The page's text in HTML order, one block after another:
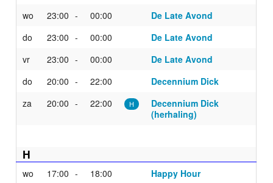
wo
23:00 00:00
De Late Avond
do
23:00 00:00
De Late Avond
vr
23:00 00:00
De Late Avond
do
20:00 22:00
Decennium Dick
za
20:00 22:00 H
Decennium Dick
(herhaling)
H
wo 17:00 18:00
Happy Hour